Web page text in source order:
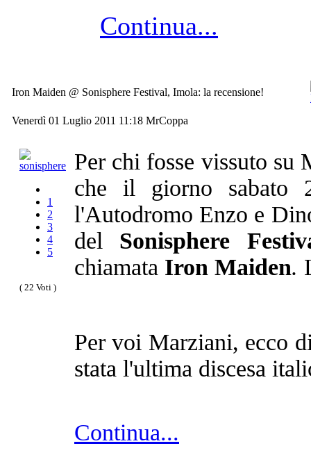
Continua...
Iron Maiden @ Sonisphere Festival, Imola: la recensione!
Venerdì 01 Luglio 2011 11:18 MrCoppa
1
2
3
4
5
( 22 Voti )
Per chi fosse vissuto su
che il giorno sabato
l'Autodromo Enzo e
del Sonisphere
chiamata Iron Maiden.
Per voi Marziani, ecco
stata l'ultima discesa
Continua...